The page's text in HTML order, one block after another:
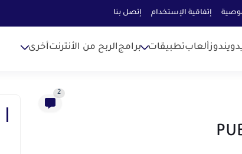
إتفاقية الإستخدام إتصل بنا
ويندوزألعابتطبيقات برامجالربح من الأنترنتأخرى
2